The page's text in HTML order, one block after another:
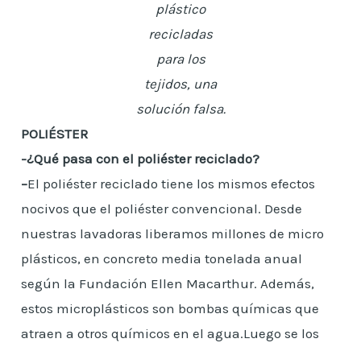
plástico
recicladas
para los
tejidos, una
solución falsa.
POLIÉSTER
-¿Qué pasa con el poliéster reciclado?
–El poliéster reciclado tiene los mismos efectos
nocivos que el poliéster convencional. Desde
nuestras lavadoras liberamos millones de micro
plásticos, en concreto media tonelada anual
según la Fundación Ellen Macarthur. Además,
estos microplásticos son bombas químicas que
atraen a otros químicos en el agua.Luego se los